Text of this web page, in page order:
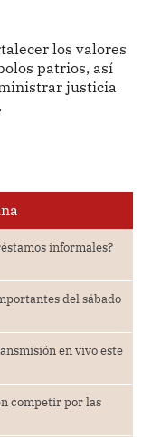
los valores
patrios, así
justicia
informales?
del sábado
en vivo este
competir por las